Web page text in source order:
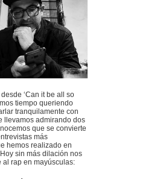
‘Can it be all so
tiempo queriendo
tranquilamente con
llevamos admirando dos
que se convierte
más
hemos realizado en
sin más dilación nos
al rap en mayúsculas: